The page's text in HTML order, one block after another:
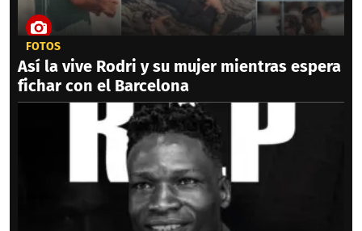
FOTOS
Así la vive Rodri y su mujer mientras espera
fichar con el Barcelona